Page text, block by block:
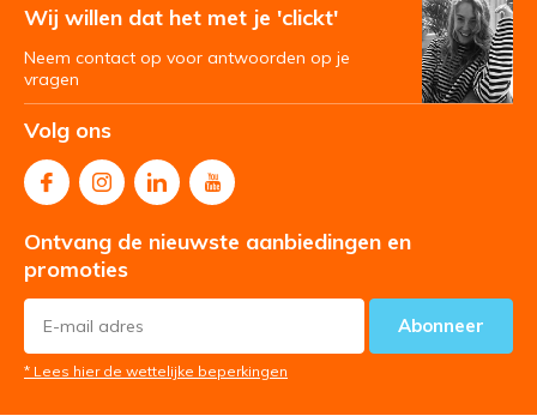
Wij willen dat het met je 'clickt'
Neem contact op voor antwoorden op je
vragen
Volg ons
Ontvang de nieuwste aanbiedingen en
promoties
Abonneer
* Lees hier de wettelijke beperkingen